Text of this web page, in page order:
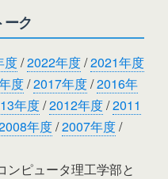
ク
度/2022年度/2021年度
度/2017年度/2016年
年度/2012年度/2011
年度/2007年度/
ピュータ理工学部と